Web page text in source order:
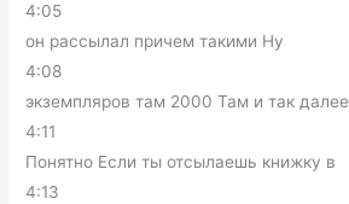
4:05
он рассылал причем такими Ну
4:08
экземпляров там 2000 Там и так далее
4:11
Понятно Если ты отсылаешь книжку в
4:13